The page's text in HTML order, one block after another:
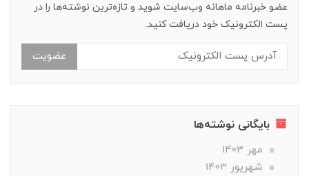
عضو خبرنامه ماهانه وب‌سایت شوید و تازه‌ترین نوشته‌ها را در
پست الکترونیک خود دریافت کنید.
عضویت
بایگانی نوشته‌ها
مهر 1403
شهریور 1403